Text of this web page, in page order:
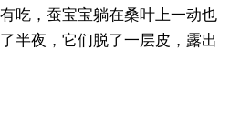
吃，蚕宝宝躺在桑叶上一动也
半夜，它们脱了一层皮，露出